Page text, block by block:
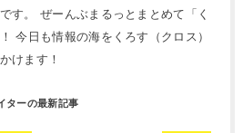
す。 ぜーんぶまるっとまとめて「く
今日も情報の海をくろす（クロス）
けます！